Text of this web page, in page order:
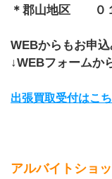
＊郡山地区 ０１
WEBからもお申込
↓WEBフォームか
出張買取受付はこ
アルバイトショ